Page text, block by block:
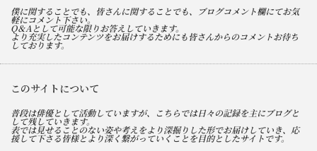
僕に関することでも、皆さんに関することでも、ブログコメント欄にてお気
軽にコメント下さい。
Q＆Aとして可能な限りお答えしていきます。
より充実したコンテンツをお届けするためにも皆さんからのコメントお待ち
しております。
このサイトについて
普段は俳優として活動していますが、こちらでは日々の記録を主にブログと
して残していきます。
表では見せることのない姿や考えをより深掘りした形でお届けしていき、応
援して下さる皆様とより深く繋がっていくことを目的としたサイトです。